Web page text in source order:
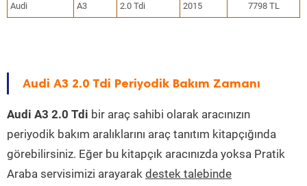
Audi A3 2.0 Tdi 2015 7798 TL
Audi A3 2.0 Tdi Periyodik Bakım Zamanı
Audi A3 2.0 Tdi bir araç sahibi olarak aracınızın
periyodik bakım aralıklarını araç tanıtım kitapçığında
görebilirsiniz. Eğer bu kitapçık aracınızda yoksa Pratik
Araba servisimizi arayarak destek talebinde